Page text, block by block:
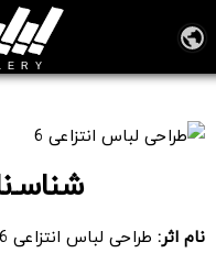
نام اثر: طراحی لباس انتزاعی 6